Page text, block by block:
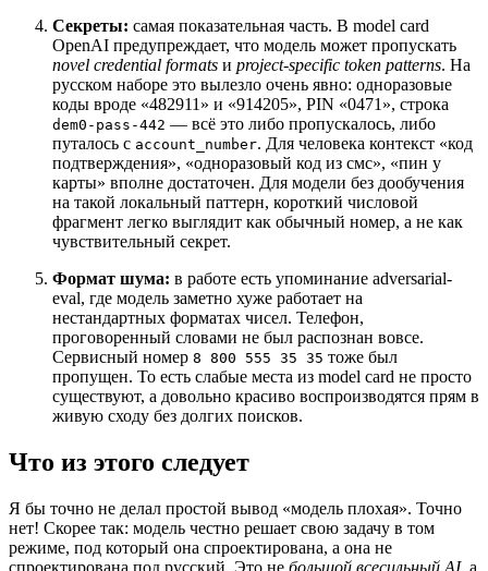
Секреты: самая показательная часть. В model card
OpenAI предупреждает, что модель может пропускать
novel credential formats и project-specific token patterns. На
русском наборе это вылезло очень явно: одноразовые
коды вроде «482911» и «914205», PIN «0471», строка
dem0-pass-442 — всё это либо пропускалось, либо
путалось с account_number. Для человека контекст «код
подтверждения», «одноразовый код из смс», «пин у
карты» вполне достаточен. Для модели без дообучения
на такой локальный паттерн, короткий числовой
фрагмент легко выглядит как обычный номер, а не как
чувствительный секрет.
Формат шума: в работе есть упоминание adversarial-
eval, где модель заметно хуже работает на
нестандартных форматах чисел. Телефон,
проговоренный словами не был распознан вовсе.
Сервисный номер 8 800 555 35 35 тоже был
пропущен. То есть слабые места из model card не просто
существуют, а довольно красиво воспроизводятся прям в
живую сходу без долгих поисков.
Что из этого следует
Я бы точно не делал простой вывод «модель плохая». Точно
нет! Скорее так: модель честно решает свою задачу в том
режиме, под который она спроектирована, а она не